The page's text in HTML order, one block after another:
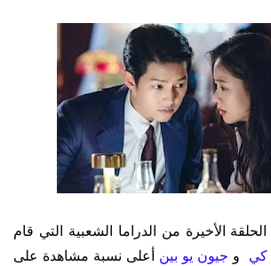
الحلقة الأخيرة من الدراما الشعبية التي قام
كي و جيون يو بين أعلى نسبة مشاهدة على